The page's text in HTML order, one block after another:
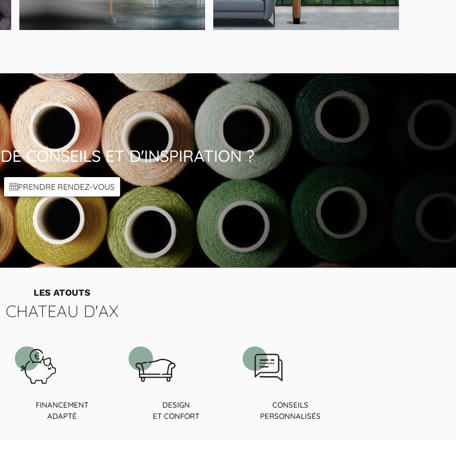
Lampadaire Classique Beige Lampadaire Design en Bois
CONSEILS ET D'INSPIRATION ?
PRENDRE RENDEZ-VOUS
LES ATOUTS
CHATEAU D'AX
FINANCEMENT
ADAPTÉ
DESIGN
ET CONFORT
CONSEILS
PERSONNALISÉS